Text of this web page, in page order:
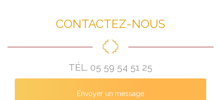
CONTACTEZ-NOUS
TÉL. 05 59 54 51 25
Envoyer un message